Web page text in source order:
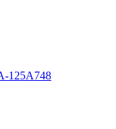
125A748